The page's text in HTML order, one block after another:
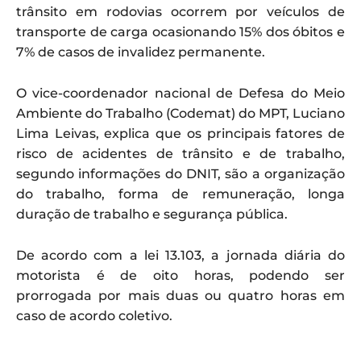
trânsito em rodovias ocorrem por veículos de
transporte de carga ocasionando 15% dos óbitos e
7% de casos de invalidez permanente.
O vice-coordenador nacional de Defesa do Meio
Ambiente do Trabalho (Codemat) do MPT, Luciano
Lima Leivas, explica que os principais fatores de
risco de acidentes de trânsito e de trabalho,
segundo informações do DNIT, são a organização
do trabalho, forma de remuneração, longa
duração de trabalho e segurança pública.
De acordo com a lei 13.103, a jornada diária do
motorista é de oito horas, podendo ser
prorrogada por mais duas ou quatro horas em
caso de acordo coletivo.